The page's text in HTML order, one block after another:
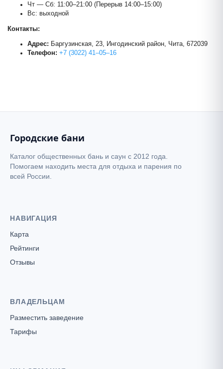
Чт — Сб: 11:00–21:00 (Перерыв 14:00–15:00)
Вс: выходной
Контакты:
Адрес: Баргузинская, 23, Ингодинский район, Чита, 672039
Телефон: +7 (3022) 41‒05‒16
Самоваровъ
Городские бани
Каталог общественных бань и саун с 2012 года.
Помогаем находить места для отдыха и парения по
всей России.
НАВИГАЦИЯ
Карта
Рейтинги
Отзывы
ВЛАДЕЛЬЦАМ
Разместить заведение
Тарифы